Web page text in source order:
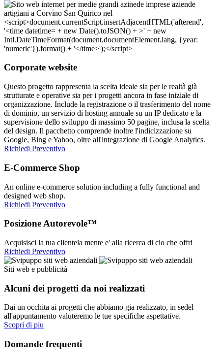
Corporate website
Questo progetto rappresenta la scelta ideale sia per le realtà già
strutturate e operative sia per i progetti ancora in fase iniziale di
organizzazione. Include la registrazione o il trasferimento del nome
di dominio, un servizio di hosting annuale su un IP dedicato e la
supervisione dello sviluppo di massimo 50 pagine, inclusa la scelta
del design. Il pacchetto comprende inoltre l'indicizzazione su
Google, Bing e Yahoo, oltre all'integrazione di Google Analytics.
Richiedi Preventivo
E-Commerce Shop
An online e-commerce solution including a fully functional and
designed web shop.
Richiedi Preventivo
Posizione Autorevole™
Acquisisci la tua clientela mente e' alla ricerca di cio che offri
Richiedi Preventivo
Siti web e pubblicità
Alcuni dei progetti da noi realizzati
Dai un occhita ai progetti che abbiamo gia realizzato, in sedel
all'appuntamento valuteremo le tue specifiche aspettative.
Scopri di piu
Domande frequenti